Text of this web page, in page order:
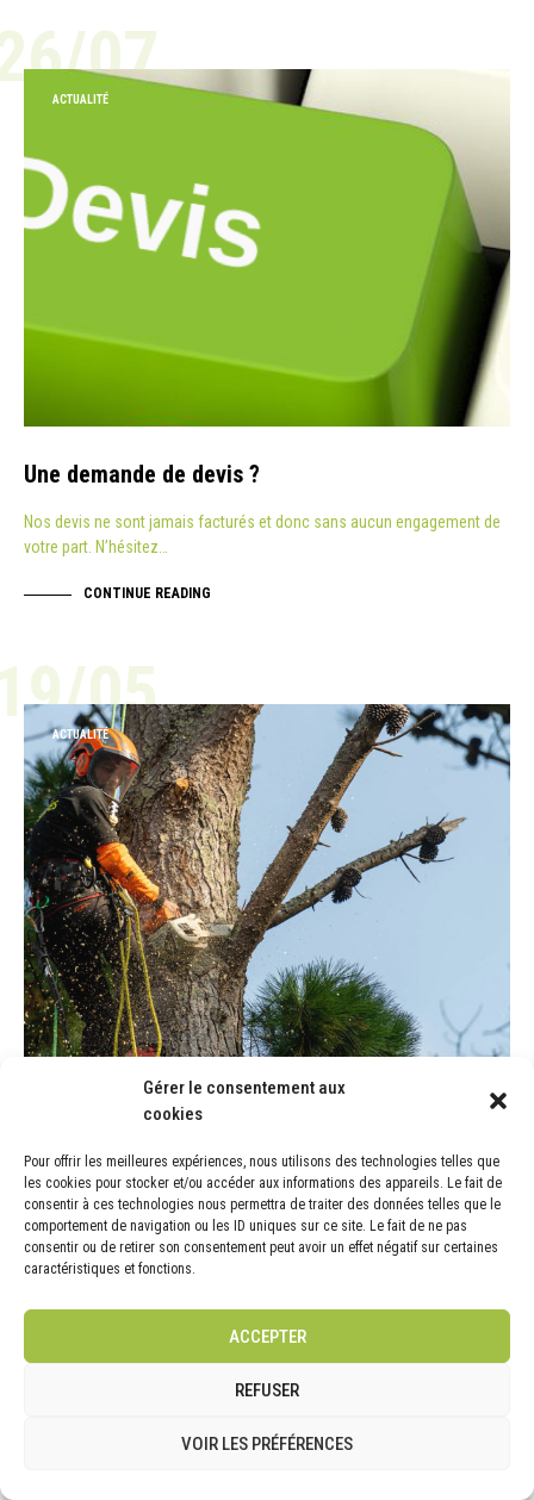
Gérer le consentement aux
cookies
Pour offrir les meilleures expériences, nous utilisons des technologies telles que
les cookies pour stocker et/ou accéder aux informations des appareils. Le fait de
consentir à ces technologies nous permettra de traiter des données telles que le
comportement de navigation ou les ID uniques sur ce site. Le fait de ne pas
consentir ou de retirer son consentement peut avoir un effet négatif sur certaines
caractéristiques et fonctions.
ACCEPTER
REFUSER
VOIR LES PRÉFÉRENCES
07
ACTUALITÉ
Une demande de devis ?
Nos devis ne sont jamais facturés et donc sans aucun engagement de
votre part. N’hésitez…
CONTINUE READING
05
ACTUALITÉ
Conseils pour réussir l’élagage de vos arbres
L’élagage des arbres est une opération délicate mais néanmoins
nécessaire pour des raisons de sécurité.…
CONTINUE READING
04